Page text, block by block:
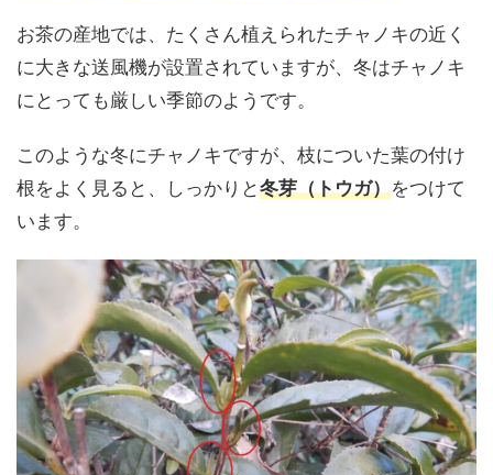
お茶の産地では、たくさん植えられたチャノキの近く
に大きな送風機が設置されていますが、冬はチャノキ
にとっても厳しい季節のようです。
このような冬にチャノキですが、枝についた葉の付け
根をよく見ると、しっかりと冬芽（トウガ）をつけて
います。